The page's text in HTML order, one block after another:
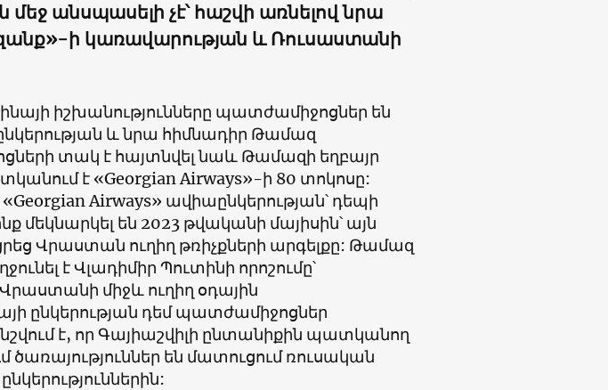
մեջ անսպասելի չէ՝ հաշվի առնելով նրա
ի կառավարության և Ռուսաստանի
իշխանությունները պատժամիջոցներ են
և նրա հիմնադիր Թամազ
տակ է հայտնվել նաև Թամազի եղբայր
է «Georgian Airways»-ի 80 տոկոսը:
Airways» ավիաընկերության՝ դեպի
մեկնարկել են 2023 թվականի մայիսին՝ այն
Վրաստան ուղիղ թռիչքների արգելքը: Թամազ
է Վլադիմիր Պուտինի որոշումը՝
միջև ուղիղ օդային
ընկերության դեմ պատժամիջոցներ
է, որ Գայիաշվիլի ընտանիքին պատկանող
ծառայություններ են մատուցում ռուսական